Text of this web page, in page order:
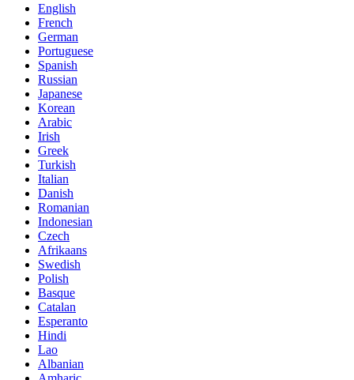
English
French
German
Portuguese
Spanish
Russian
Japanese
Korean
Arabic
Irish
Greek
Turkish
Italian
Danish
Romanian
Indonesian
Czech
Afrikaans
Swedish
Polish
Basque
Catalan
Esperanto
Hindi
Lao
Albanian